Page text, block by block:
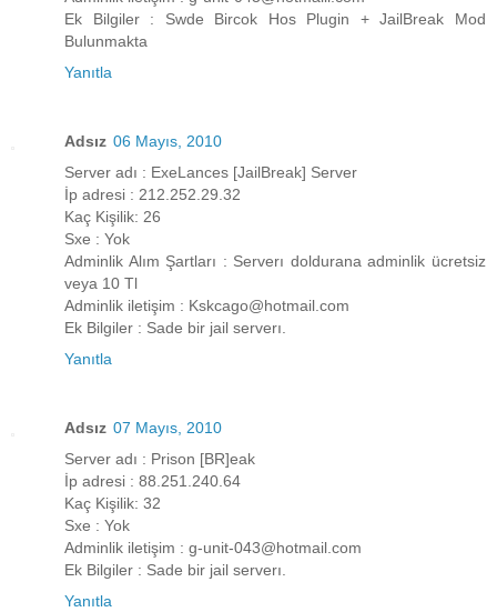
Ek Bilgiler : Swde Bircok Hos Plugin + JailBreak Mod
Bulunmakta
Yanıtla
Adsız 06 Mayıs, 2010
Server adı : ExeLances [JailBreak] Server
İp adresi : 212.252.29.32
Kaç Kişilik: 26
Sxe : Yok
Adminlik Alım Şartları : Serverı doldurana adminlik ücretsiz
veya 10 Tl
Adminlik iletişim : Kskcago@hotmail.com
Ek Bilgiler : Sade bir jail serverı.
Yanıtla
Adsız 07 Mayıs, 2010
Server adı : Prison [BR]eak
İp adresi : 88.251.240.64
Kaç Kişilik: 32
Sxe : Yok
Adminlik iletişim : g-unit-043@hotmail.com
Ek Bilgiler : Sade bir jail serverı.
Yanıtla